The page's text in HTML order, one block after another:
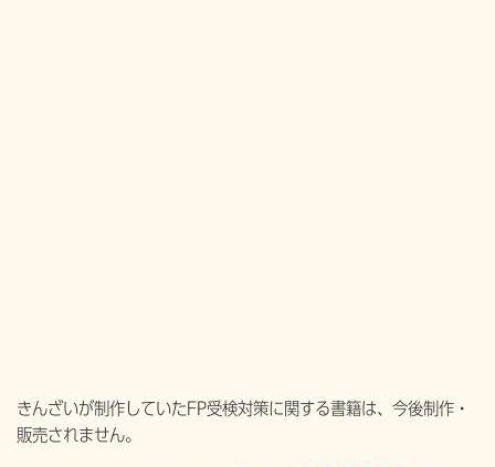
きんざいが制作していたFP受検対策に関する書籍は、今後制作・
販売されません。